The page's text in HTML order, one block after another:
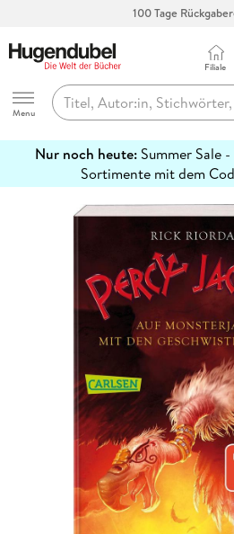
100 Tage
Hugendubel
Menu
Filiale
Nur noch heute: Summer Sale -
Sortimente mit dem
erfahren